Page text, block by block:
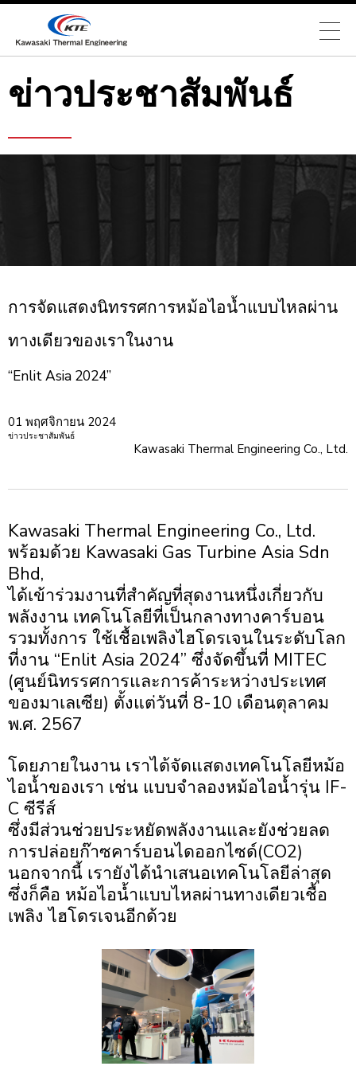
ข่าวประชาสัมพันธ์
การจัดแสดงนิทรรศการหม้อไอน้ำแบบไหลผ่าน
ทางเดียวของเราในงาน
“Enlit Asia 2024”
01 พฤศจิกายน 2024
ข่าวประชาสัมพันธ์
Kawasaki Thermal Engineering Co., Ltd.
Kawasaki Thermal Engineering Co., Ltd.
พร้อมด้วย Kawasaki Gas Turbine Asia Sdn
Bhd,
ได้เข้าร่วมงานที่สำคัญที่สุดงานหนึ่งเกี่ยวกับ
พลังงาน เทคโนโลยีที่เป็นกลางทางคาร์บอน
รวมทั้งการ ใช้เชื้อเพลิงไฮโดรเจนในระดับโลก
ที่งาน “Enlit Asia 2024” ซึ่งจัดขึ้นที่ MITEC
(ศูนย์นิทรรศการและการค้าระหว่างประเทศ
ของมาเลเซีย) ตั้งแต่วันที่ 8-10 เดือนตุลาคม
พ.ศ. 2567
โดยภายในงาน เราได้จัดแสดงเทคโนโลยีหม้อ
ไอน้ำของเรา เช่น แบบจำลองหม้อไอน้ำรุ่น IF-
C ซีรีส์
ซึ่งมีส่วนช่วยประหยัดพลังงานและยังช่วยลด
การปล่อยก๊าซคาร์บอนไดออกไซด์(CO2)
นอกจากนี้ เรายังได้นำเสนอเทคโนโลยีล่าสุด
ซึ่งก็คือ หม้อไอน้ำแบบไหลผ่านทางเดียวเชื้อ
เพลิงไฮโดรเจนอีกด้วย